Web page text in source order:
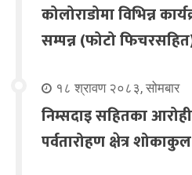
कोलोराडोमा विभिन्न
सम्पन्न (फोटो
१८ श्रावण २०८३, सोमबार
निम्सदाइ सहितका
पर्वतारोहण क्षेत्र शोकाकुल